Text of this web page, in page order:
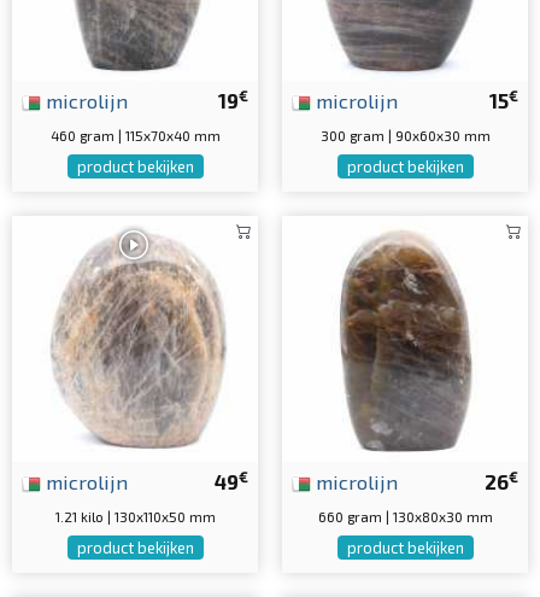
19€
microlijn
460 gram | 115x70x40 mm
product bekijken
15€
microlijn
300 gram | 90x60x30 mm
product bekijken
49€
microlijn
1.21 kilo | 130x110x50 mm
product bekijken
26€
microlijn
660 gram | 130x80x30 mm
product bekijken